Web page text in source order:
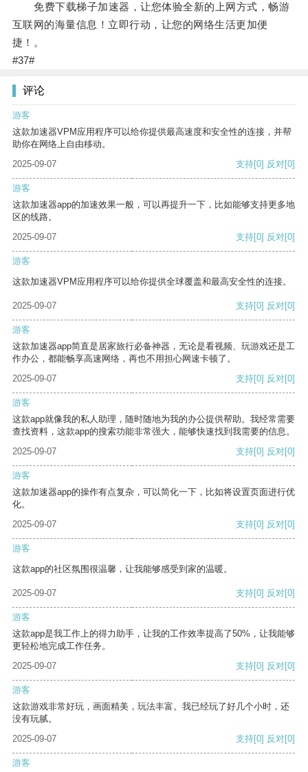
免费下载梯子加速器，让您体验全新的上网方式，畅游
互联网的海量信息！立即行动，让您的网络生活更加便
捷！。
#37#
评论
游客
这款加速器VPM应用程序可以给你提供最高速度和安全性的连接，并帮
助你在网络上自由移动。
2025-09-07
支持[0] 反对[0]
游客
这款加速器app的加速效果一般，可以再提升一下，比如能够支持更多地
区的线路。
2025-09-07
支持[0] 反对[0]
游客
这款加速器VPM应用程序可以给你提供全球覆盖和最高安全性的连接。
2025-09-07 支持[0] 反对[0]
游客
这款加速器app简直是居家旅行必备神器，无论是看视频、玩游戏还是工
作办公，都能畅享高速网络，再也不用担心网速卡顿了。
2025-09-07
支持[0] 反对[0]
游客
这款app就像我的私人助理，随时随地为我的办公提供帮助。我经常需要
查找资料，这款app的搜索功能非常强大，能够快速找到我需要的信息。
2025-09-07
支持[0] 反对[0]
游客
这款加速器app的操作有点复杂，可以简化一下，比如将设置页面进行优
化。
2025-09-07
支持[0] 反对[0]
游客
这款app的社区氛围很温馨，让我能够感受到家的温暖。
2025-09-07 支持[0] 反对[0]
游客
这款app是我工作上的得力助手，让我的工作效率提高了50%，让我能够
更轻松地完成工作任务。
2025-09-07
支持[0] 反对[0]
游客
这款游戏非常好玩，画面精美，玩法丰富。我已经玩了好几个小时，还
没有玩腻。
2025-09-07
支持[0] 反对[0]
游客